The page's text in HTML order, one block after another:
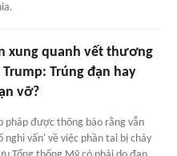
xung quanh vết thương
Trúng đạn hay
vỡ?
pháp được thông báo rằng vẫn
nghi vấn' về việc phần tai bị chảy